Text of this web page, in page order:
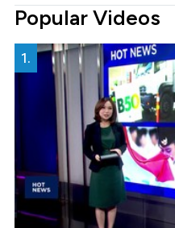
Popular Videos
1.